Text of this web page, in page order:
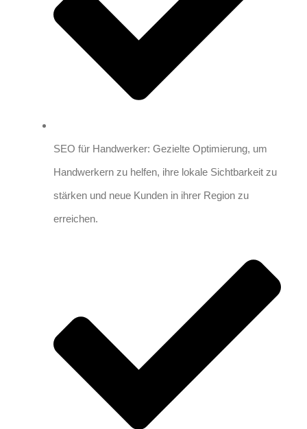
SEO für Handwerker: Gezielte Optimierung, um
Handwerkern zu helfen, ihre lokale Sichtbarkeit zu
stärken und neue Kunden in ihrer Region zu
erreichen.